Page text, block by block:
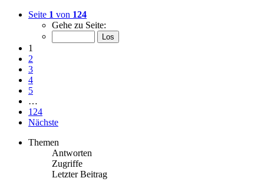
Seite 1 von 124
Gehe zu Seite:
1
2
3
4
5
…
124
Nächste
Themen
Antworten
Zugriffe
Letzter Beitrag